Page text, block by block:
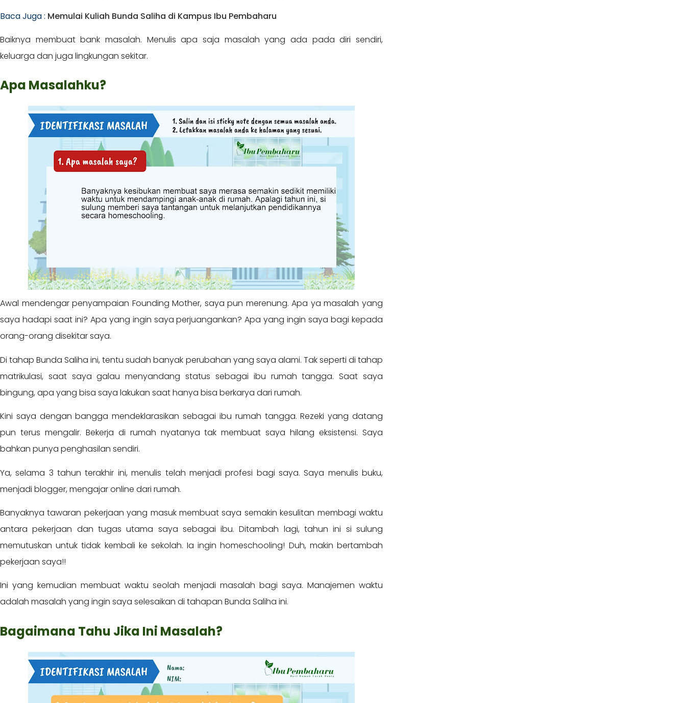
Baca Juga : Memulai Kuliah Bunda Saliha di Kampus Ibu Pembaharu
Baiknya membuat bank masalah. Menulis apa saja masalah yang ada pada diri sendiri,
keluarga dan juga lingkungan sekitar.
Apa Masalahku?
Awal mendengar penyampaian Founding Mother, saya pun merenung. Apa ya masalah yang
saya hadapi saat ini? Apa yang ingin saya perjuangankan? Apa yang ingin saya bagi kepada
orang-orang disekitar saya.
Di tahap Bunda Saliha ini, tentu sudah banyak perubahan yang saya alami. Tak seperti di tahap
matrikulasi, saat saya galau menyandang status sebagai ibu rumah tangga. Saat saya
bingung, apa yang bisa saya lakukan saat hanya bisa berkarya dari rumah.
Kini saya dengan bangga mendeklarasikan sebagai ibu rumah tangga. Rezeki yang datang
pun terus mengalir. Bekerja di rumah nyatanya tak membuat saya hilang eksistensi. Saya
bahkan punya penghasilan sendiri.
Ya, selama 3 tahun terakhir ini, menulis telah menjadi profesi bagi saya. Saya menulis buku,
menjadi blogger, mengajar online dari rumah.
Banyaknya tawaran pekerjaan yang masuk membuat saya semakin kesulitan membagi waktu
antara pekerjaan dan tugas utama saya sebagai ibu. Ditambah lagi, tahun ini si sulung
memutuskan untuk tidak kembali ke sekolah. Ia ingin homeschooling! Duh, makin bertambah
pekerjaan saya!!
Ini yang kemudian membuat waktu seolah menjadi masalah bagi saya. Manajemen waktu
adalah masalah yang ingin saya selesaikan di tahapan Bunda Saliha ini.
Bagaimana Tahu Jika Ini Masalah?